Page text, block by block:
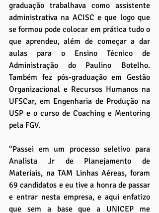
graduação trabalhava como assistente
administrativa na ACISC e que logo que
se formou pode colocar em prática tudo o
que aprendeu, além de começar a dar
aulas para o Ensino Técnico de
Administração do Paulino Botelho.
Também fez pós-graduação em Gestão
Organizacional e Recursos Humanos na
UFSCar, em Engenharia de Produção na
USP e o curso de Coaching e Mentoring
pela FGV.
“Passei em um processo seletivo para
Analista Jr de Planejamento de
Materiais, na TAM Linhas Aéreas, foram
69 candidatos e eu tive a honra de passar
e entrar nesta empresa, e aqui enfatizo
que sem a base que a UNICEP me